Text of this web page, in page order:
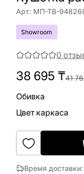
Арт: МП-ТВ-
Showroom
0
38 695 ₸41
Обивка
Цвет каркаса
Время доставки: